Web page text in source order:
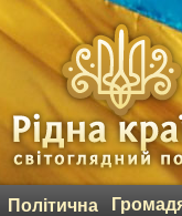
Політична